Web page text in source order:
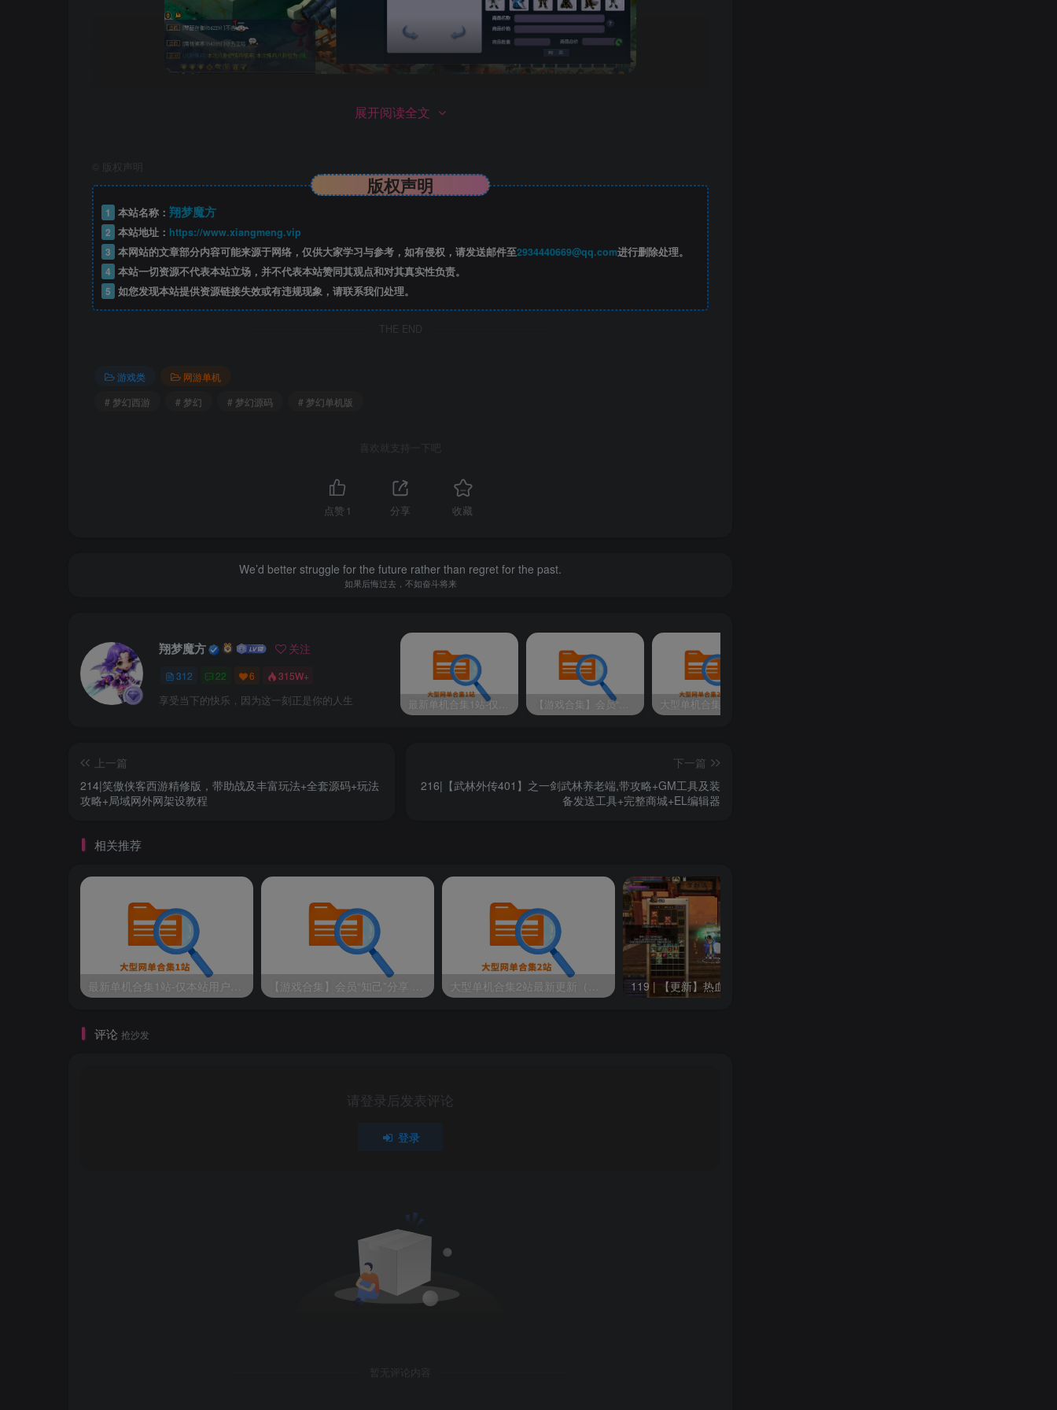
仅供本站会员可免费下载，请注册并开通本站会员
此处内容已隐藏，黄金会员（年费）可见
请登录后查看特权
©下载资源版权归原作者所有;本站所有资源均来源于网络,仅供学习使用,请支持正版
修改记得备份数据，出错无法恢复！一切修改，与本店（站）无关！
：抖音搜索“贰玖”（抖音号：XM.CULB）点点关注，点点赞
视频安装教程已随游戏放于网盘内了。
展开阅读全文
版权声明
版权声明
1 本站名称： 翔梦魔方
2 本站地址： https://www.xiangmeng.vip
3 本网站的文章部分内容可能来源于网络，仅供大家学习与参考，如有侵权，请发送邮件至2934440669@qq.com进行删除处理。
4 本站一切资源不代表本站立场，并不代表本站赞同其观点和对其真实性负责。
5 如您发现本站提供资源链接失效或有违规现象，请联系我们处理。
THE END
游戏类
网游单机
# 梦幻西游
# 梦幻 # 梦幻源码 # 梦幻单机版
喜欢就支持一下吧
点赞 1 分享 收藏
We’d better struggle for the future rather than regret for the past.
如果后悔过去，不如奋斗将来
翔梦魔方 关注
312 22 6 315W+
享受当下的快乐，因为这一刻正是你的人生 最新单机合集1站-仅本站用户可下载（直链满速下载） 【游戏合集】会员“知己”分享 1T网游单机大合集 某宝购买收集 带架设教程视频(部分免虚拟机一键端 )
上一篇
214|笑傲侠客西游精修版，带助战及丰富玩法+全套源码+玩法
攻略+局域网外网架设教程
下一篇
216|【武林外传401】之一剑武林养老端,带攻略+GM工具及装
备发送工具+完整商城+EL编辑器
相关推荐
评论 抢沙发
请登录后发表评论
登录
暂无评论内容